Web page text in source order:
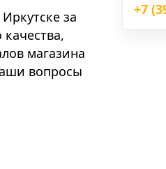
за
магазина
вопросы
+7